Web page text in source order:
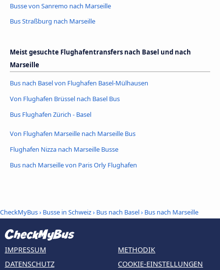
Busse von Sanremo nach Marseille
Bus Straßburg nach Marseille
Meist gesuchte Flughafentransfers nach Basel und nach
Marseille
Bus nach Basel von Flughafen Basel-Mülhausen
Von Flughafen Brüssel nach Basel Bus
Bus Flughafen Zürich - Basel
Von Flughafen Marseille nach Marseille Bus
Flughafen Nizza nach Marseille Busse
Bus nach Marseille von Paris Orly Flughafen
CheckMyBus› Busse in Schweiz› Bus nach Basel› Bus nach Marseille
IMPRESSUM
DATENSCHUTZ
METHODIK
COOKIE-EINSTELLUNGEN